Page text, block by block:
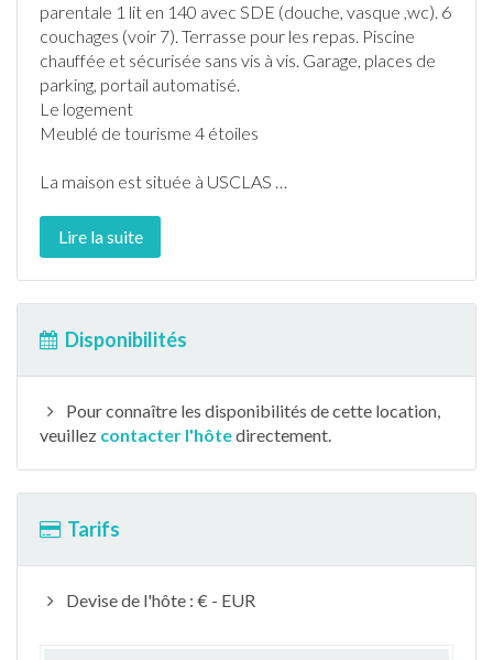
parentale 1 lit en 140 avec SDE (douche, vasque ,wc). 6
couchages (voir 7). Terrasse pour les repas. Piscine
chauffée et sécurisée sans vis à vis. Garage, places de
parking, portail automatisé.
Le logement
Meublé de tourisme 4 étoiles
La maison est située à USCLAS …
Lire la suite
Disponibilités
Pour connaître les disponibilités de cette location,
veuillez contacter l'hôtedirectement.
Tarifs
Devise de l'hôte : € - EUR